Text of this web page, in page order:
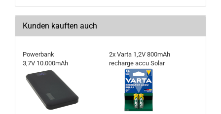
Kunden kauften auch
Powerbank
3,7V 10.000mAh
2x Varta 1,2V 800mAh
recharge accu Solar